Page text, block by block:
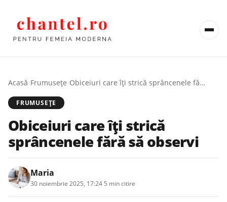
Acasă/Frumusețe/ Obiceiuri care îți strică sprâncenele fără să observi
FRUMUSEȚE
Obiceiuri care îți strică
sprâncenele fără să observi
Maria
30 noiembrie 2025, 17:24 5 min citire